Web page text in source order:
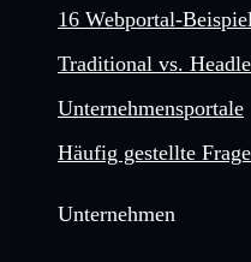
16 Webportal-
Traditional vs.
Unternehmensportale
Häufig gestellte
Unternehmen